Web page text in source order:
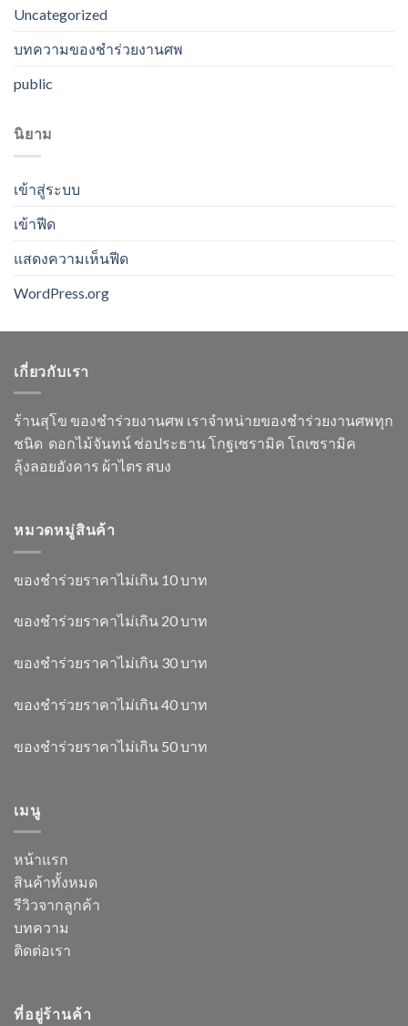
Uncategorized
บทความของชำร่วยงานศพ
public
นิยาม
เข้าสู่ระบบ
เข้าฟีด
แสดงความเห็นฟีด
WordPress.org
เกี่ยวกับเรา
ร้านสุโข ของชำร่วยงานศพ เราจำหน่ายของชำร่วยงานศพทุก
ชนิด ดอกไม้จันทน์ ช่อประธาน โกฐเซรามิค โถเซรามิค
ลุ้งลอยอังคาร ผ้าไตร สบง
หมวดหมู่สินค้า
ของชำร่วยราคาไม่เกิน 10 บาท
ของชำร่วยราคาไม่เกิน 20 บาท
ของชำร่วยราคาไม่เกิน 30 บาท
ของชำร่วยราคาไม่เกิน 40 บาท
ของชำร่วยราคาไม่เกิน 50 บาท
เมนู
หน้าแรก
สินค้าทั้งหมด
รีวิวจากลูกค้า
บทความ
ติดต่อเรา
ที่อยู่ร้านค้า